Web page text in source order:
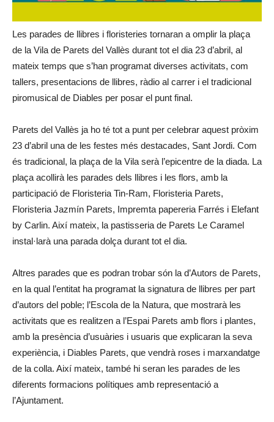
Les parades de llibres i floristeries tornaran a omplir la plaça
de la Vila de Parets del Vallès durant tot el dia 23 d’abril, al
mateix temps que s’han programat diverses activitats, com
tallers, presentacions de llibres, ràdio al carrer i el tradicional
piromusical de Diables per posar el punt final.
Parets del Vallès ja ho té tot a punt per celebrar aquest pròxim
23 d’abril una de les festes més destacades, Sant Jordi. Com
és tradicional, la plaça de la Vila serà l’epicentre de la diada. La
plaça acollirà les parades dels llibres i les flors, amb la
participació de Floristeria Tin-Ram, Floristeria Parets,
Floristeria Jazmín Parets, Impremta papereria Farrés i Elefant
by Carlin. Així mateix, la pastisseria de Parets Le Caramel
instal·larà una parada dolça durant tot el dia.
Altres parades que es podran trobar són la d’Autors de Parets,
en la qual l’entitat ha programat la signatura de llibres per part
d’autors del poble; l’Escola de la Natura, que mostrarà les
activitats que es realitzen a l’Espai Parets amb flors i plantes,
amb la presència d’usuàries i usuaris que explicaran la seva
experiència, i Diables Parets, que vendrà roses i marxandatge
de la colla. Així mateix, també hi seran les parades de les
diferents formacions polítiques amb representació a
l’Ajuntament.